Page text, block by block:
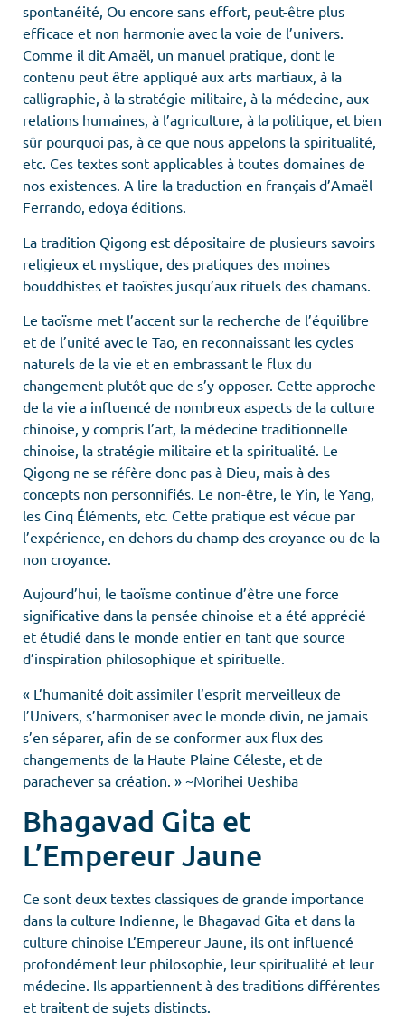
spontanéité, Ou encore sans effort, peut-être plus
efficace et non harmonie avec la voie de l’univers.
Comme il dit Amaël, un manuel pratique, dont le
contenu peut être appliqué aux arts martiaux, à la
calligraphie, à la stratégie militaire, à la médecine, aux
relations humaines, à l’agriculture, à la politique, et bien
sûr pourquoi pas, à ce que nous appelons la spiritualité,
etc. Ces textes sont applicables à toutes domaines de
nos existences. A lire la traduction en français d’Amaël
Ferrando, edoya éditions.
La tradition Qigong est dépositaire de plusieurs savoirs
religieux et mystique, des pratiques des moines
bouddhistes et taoïstes jusqu’aux rituels des chamans.
Le taoïsme met l’accent sur la recherche de l’équilibre
et de l’unité avec le Tao, en reconnaissant les cycles
naturels de la vie et en embrassant le flux du
changement plutôt que de s’y opposer. Cette approche
de la vie a influencé de nombreux aspects de la culture
chinoise, y compris l’art, la médecine traditionnelle
chinoise, la stratégie militaire et la spiritualité. Le
Qigong ne se réfère donc pas à Dieu, mais à des
concepts non personnifiés. Le non-être, le Yin, le Yang,
les Cinq Éléments, etc. Cette pratique est vécue par
l’expérience, en dehors du champ des croyance ou de la
non croyance.
Aujourd’hui, le taoïsme continue d’être une force
significative dans la pensée chinoise et a été apprécié
et étudié dans le monde entier en tant que source
d’inspiration philosophique et spirituelle.
« L’humanité doit assimiler l’esprit merveilleux de
l’Univers, s’harmoniser avec le monde divin, ne jamais
s’en séparer, afin de se conformer aux flux des
changements de la Haute Plaine Céleste, et de
parachever sa création. » ~Morihei Ueshiba
Bhagavad Gita et
L’Empereur Jaune
Ce sont deux textes classiques de grande importance
dans la culture Indienne, le Bhagavad Gita et dans la
culture chinoise L’Empereur Jaune, ils ont influencé
profondément leur philosophie, leur spiritualité et leur
médecine. Ils appartiennent à des traditions différentes
et traitent de sujets distincts.